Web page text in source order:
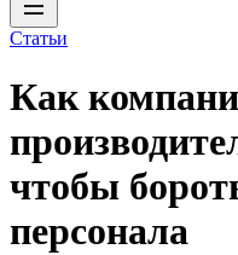
Статьи
Как
чтобы
персонала